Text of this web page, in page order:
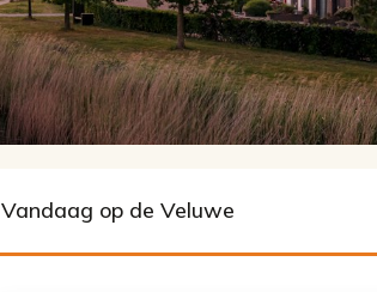
Vandaag op de Veluwe